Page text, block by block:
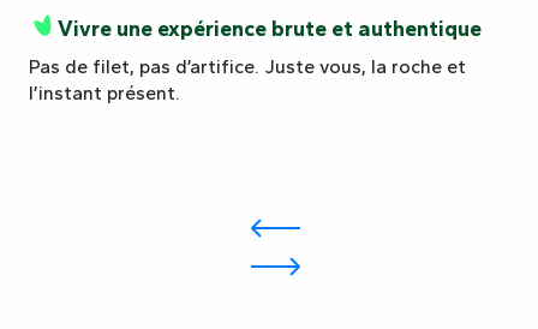
Vivre une expérience brute et authentique
Pas de filet, pas d’artifice. Juste vous, la roche et
l’instant présent.